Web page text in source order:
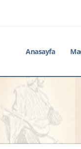
Anasayfa